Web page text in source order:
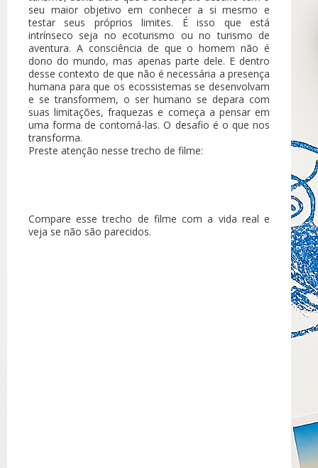
seu maior objetivo em conhecer a si mesmo e
testar seus próprios limites. É isso que está
intrínseco seja no ecoturismo ou no turismo de
aventura. A consciência de que o homem não é
dono do mundo, mas apenas parte dele. E dentro
desse contexto de que não é necessária a presença
humana para que os ecossistemas se desenvolvam
e se transformem, o ser humano se depara com
suas limitações, fraquezas e começa a pensar em
uma forma de contorná-las. O desafio é o que nos
transforma.
Preste atenção nesse trecho de filme:
Compare esse trecho de filme com a vida real e
veja se não são parecidos.